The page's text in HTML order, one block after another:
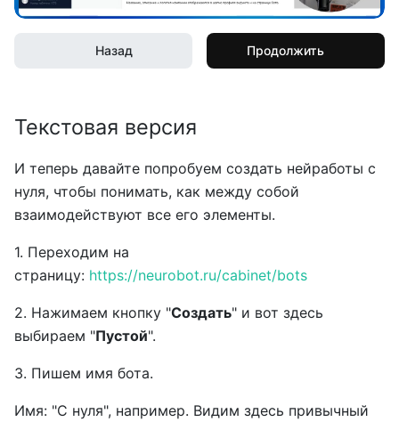
Назад Продолжить
Текстовая версия
И теперь давайте попробуем создать нейработы с
нуля, чтобы понимать, как между собой
взаимодействуют все его элементы.
1. Переходим на
страницу: https://neurobot.ru/cabinet/bots
2. Нажимаем кнопку "Создать" и вот здесь
выбираем "Пустой".
3. Пишем имя бота.
Имя: "С нуля", например. Видим здесь привычный